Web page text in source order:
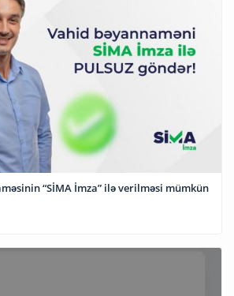
“SİMA İmza” ilə verilməsi mümkün